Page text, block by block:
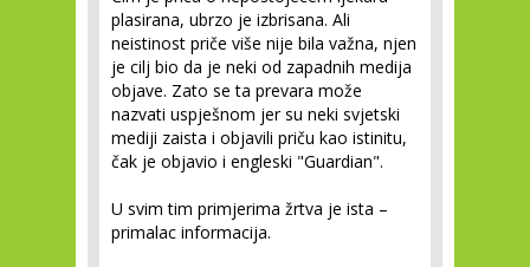
plasirana, ubrzo je izbrisana. Ali
neistinost priče više nije bila važna, njen
je cilj bio da je neki od zapadnih medija
objave. Zato se ta prevara može
nazvati uspješnom jer su neki svjetski
mediji zaista i objavili priču kao istinitu,
čak je objavio i engleski "Guardian".
U svim tim primjerima žrtva je ista –
primalac informacija.